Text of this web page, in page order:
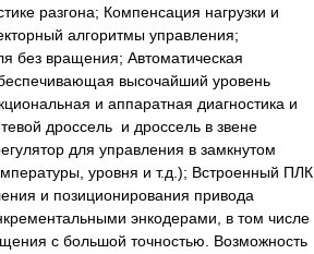
разгона; Компенсация нагрузки и
алгоритмы управления;
без вращения; Автоматическая
высочайший уровень
и аппаратная диагностика и
дроссель и дроссель в звене
для управления в замкнутом
уровня и т.д.); Встроенный ПЛК
и позиционирования привода
энкодерами, в том числе
с большой точностью. Возможность